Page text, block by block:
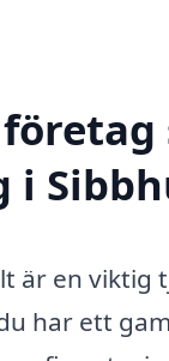
i
är en viktig
har ett